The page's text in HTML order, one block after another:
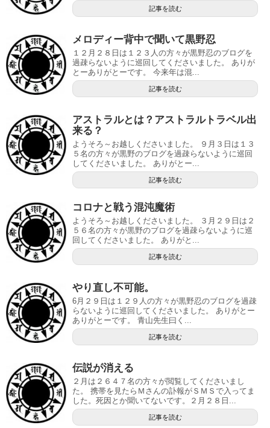
記事を読む
メロディー背中で聞いて黒野忍
１２月２８日は１２３人の方々が黒野忍のブログを
過疎らないように巡回してくださいました。 ありが
とーありがとーです。 今来年は混...
記事を読む
アストラルとは？アストラルトラベル出
来る？
ようそろ～お越しくださいました。 ９月３日は１３
５名の方々が黒野のブログを過疎らないように巡回
してくださいました。 ありがとー...
記事を読む
コロナと戦う混沌魔術
ようそろ～お越しくださいました。 ３月２９日は２
５６名の方々が黒野のブログを過疎らないように巡
回してくださいました。 ありがと...
記事を読む
やり直し不可能。
6月２９日は１２９人の方々が黒野忍のブログを過疎
らないように巡回してくださいました。 ありがとー
ありがとーです。 青山先生曰く...
記事を読む
伝説が消える
２月は２６４７名の方々が閲覧してくださいまし
た。 携帯を見たらＭさんの訃報がＳＭＳで入ってま
した。死因とか聞いてないです。２月２８日...
記事を読む